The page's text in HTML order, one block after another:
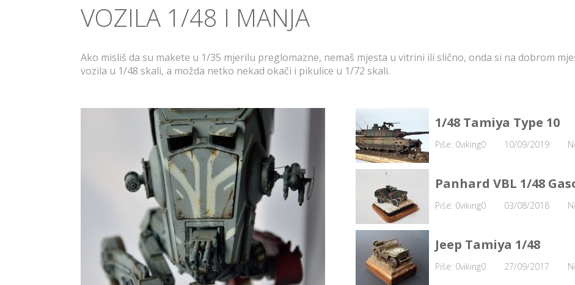
VOZILA 1/48 I MANJA
Ako misliš da su makete u 1/35 mjerilu preglomazne, nemaš mjesta u vitrini ili slično, onda si na dobrom
vozila u 1/48 skali, a možda netko nekad okači i pikulice u 1/72 skali.
1/48 Tamiya Type 10
Piše: 0viking0 10/09/2019
Panhard VBL 1/48
Piše: 0viking0 03/08/2018
Jeep Tamiya 1/48
Piše: 0viking0 27/09/2017